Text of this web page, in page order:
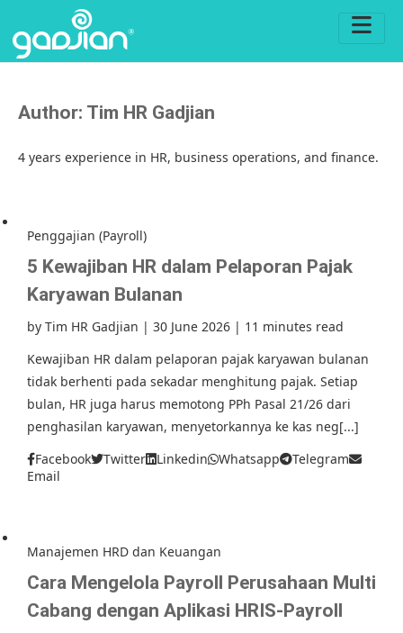
Author: Tim HR Gadjian
4 years experience in HR, business operations, and finance.
Penggajian (Payroll)
5 Kewajiban HR dalam Pelaporan Pajak
Karyawan Bulanan
by Tim HR Gadjian | 30 June 2026 | 11 minutes read
Kewajiban HR dalam pelaporan pajak karyawan bulanan
tidak berhenti pada sekadar menghitung pajak. Setiap
bulan, HR juga harus memotong PPh Pasal 21/26 dari
penghasilan karyawan, menyetorkannya ke kas neg[...]
Facebook
Twitter Linkedin Whatsapp
Telegram
Email
Manajemen HRD dan Keuangan
Cara Mengelola Payroll Perusahaan Multi
Cabang dengan Aplikasi HRIS-Payroll